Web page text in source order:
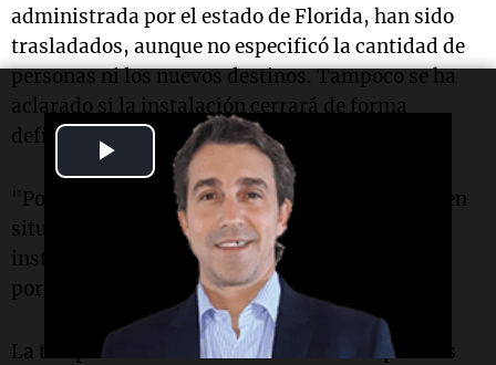
Play
Video
administrada por el estado de Florida, han sido
trasladados, aunque no especificó la cantidad de
personas ni los nuevos destinos. Tampoco se ha
aclarado si la instalación cerrará de forma
definitiva o solo temporal.
"Por la seguridad de los detenidos extranjeros en
situación irregular, los trasladamos a otras
instalaciones", declaró en un comunicado la
portavoz del departamento, Lauren Bis
La temporada de huracanes se extiende por seis